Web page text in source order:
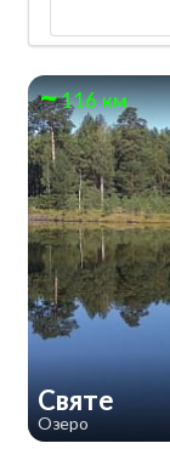
116 км
Святе
Озеро